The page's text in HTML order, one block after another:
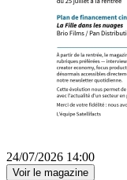
24/07/2026 14:00
Voir le magazine